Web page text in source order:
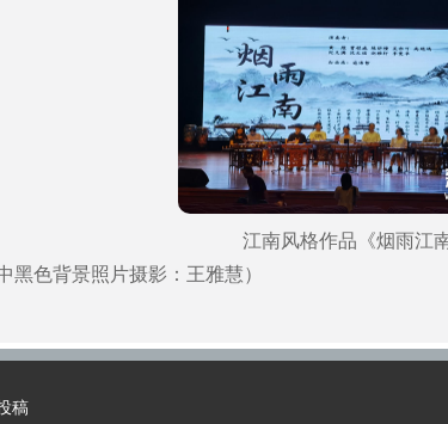
江南风格作品《烟雨江南
黑色背景照片摄影：王雅慧）
稿